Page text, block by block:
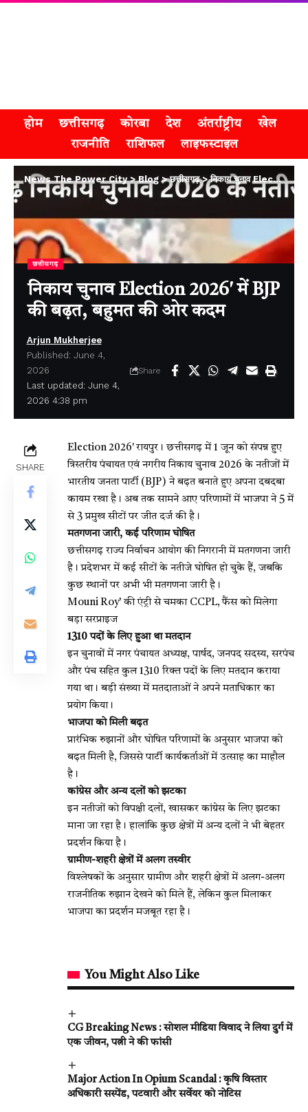
होम छत्तीसगढ़ कोरबा देश अंतर्राष्ट्रीय
खेल
राजनीति
राशिफल लाइफस्टाइल
News The Power City>Blog >छत्तीसगढ़>निकाय चुनाव Election 2026′ में BJP की बढ़त, बहुमत की ओर कदम
छत्तीसगढ़
निकाय चुनाव Election 2026′ में BJP
की बढ़त, बहुमत की ओर कदम
Last updated: June 4,
2026 4:38 pm
Arjun Mukherjee
Published: June 4,
2026
Share
SHARE
Election 2026′रायपुर। छत्तीसगढ़ में 1 जून को संपन्न हुए
त्रिस्तरीय पंचायत एवं नगरीय निकाय चुनाव 2026 के नतीजों में
भारतीय जनता पार्टी (BJP) ने बढ़त बनाते हुए अपना दबदबा
कायम रखा है। अब तक सामने आए परिणामों में भाजपा ने 5 में
से 3 प्रमुख सीटों पर जीत दर्ज की है।
मतगणना जारी, कई परिणाम घोषित
छत्तीसगढ़ राज्य निर्वाचन आयोग की निगरानी में मतगणना जारी
है। प्रदेशभर में कई सीटों के नतीजे घोषित हो चुके हैं, जबकि
कुछ स्थानों पर अभी भी मतगणना जारी है।
Mouni Roy’ की एंट्री से चमका CCPL, फैंस को मिलेगा
बड़ा सरप्राइज
1310 पदों के लिए हुआ था मतदान
इन चुनावों में नगर पंचायत अध्यक्ष, पार्षद, जनपद सदस्य, सरपंच
और पंच सहित कुल 1310 रिक्त पदों के लिए मतदान कराया
गया था। बड़ी संख्या में मतदाताओं ने अपने मताधिकार का
प्रयोग किया।
भाजपा को मिली बढ़त
प्रारंभिक रुझानों और घोषित परिणामों के अनुसार भाजपा को
बढ़त मिली है, जिससे पार्टी कार्यकर्ताओं में उत्साह का माहौल
है।
कांग्रेस और अन्य दलों को झटका
इन नतीजों को विपक्षी दलों, खासकर कांग्रेस के लिए झटका
माना जा रहा है। हालांकि कुछ क्षेत्रों में अन्य दलों ने भी बेहतर
प्रदर्शन किया है।
ग्रामीण-शहरी क्षेत्रों में अलग तस्वीर
विश्लेषकों के अनुसार ग्रामीण और शहरी क्षेत्रों में अलग-अलग
राजनीतिक रुझान देखने को मिले हैं, लेकिन कुल मिलाकर
भाजपा का प्रदर्शन मजबूत रहा है।
You Might Also Like
CG Breaking News : सोशल मीडिया विवाद ने लिया दुर्ग में
एक जीवन, पत्नी ने की फांसी
Major Action In Opium Scandal : कृषि विस्तार
अधिकारी सस्पेंड, पटवारी और सर्वेयर को नोटिस